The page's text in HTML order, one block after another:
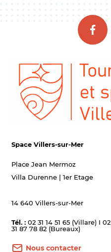
Space Villers-sur-Mer
Place Jean Mermoz
Villa Durenne | 1er Etage
14 640 Villers-sur-Mer
Tél. : 02 31 14 51 65 (Villare) I 02
31 87 78 82 (Bureaux)
Nous contacter